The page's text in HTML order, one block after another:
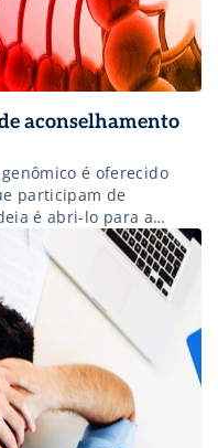
aconselhamento
é oferecido
participam de
é abri-lo para a